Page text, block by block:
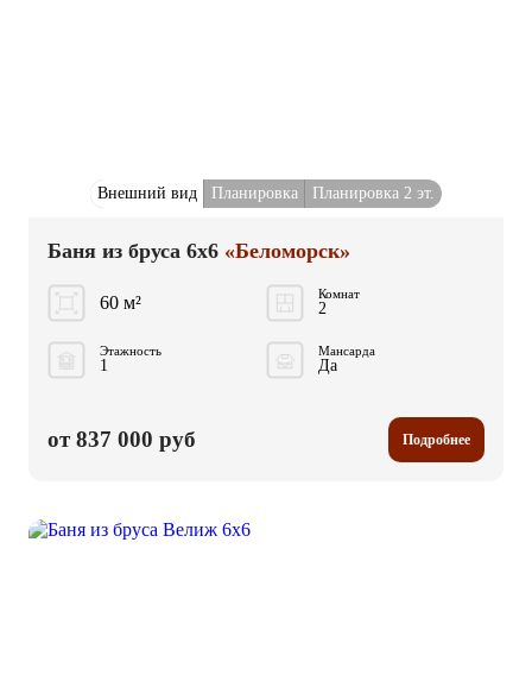
Внешний вид Планировка Планировка 2 эт.
Баня из бруса 6x6 «Беломорск»
60 м² Комнат
2
Этажность
1
Мансарда
Да
от 837 000 руб Подробнее